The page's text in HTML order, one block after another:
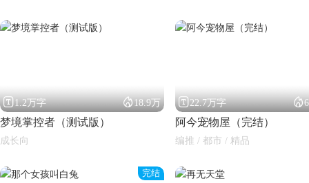
1.2万字 18.9万
梦境掌控者（测试版）
成长向
22.7万字 
阿今宠物屋（完结）
编推 / 都市 / 精品
完结